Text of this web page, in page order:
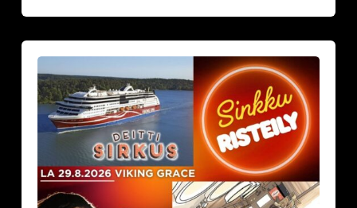
29.8.2026
Varaa
paikkasi
Sinkkuristeilylle
Deittisirkus